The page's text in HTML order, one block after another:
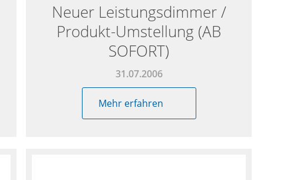
Neuer Leistungsdimmer /
Produkt-Umstellung (AB
SOFORT)
31.07.2006
Mehr erfahren